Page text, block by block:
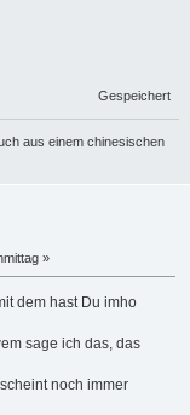
Gespeichert
aus einem chinesischen
»
dem hast Du imho
sage ich das, das
noch immer